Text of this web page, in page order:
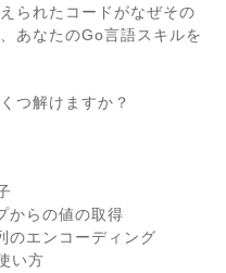
られたコードがなぜその
あなたのGo言語スキルを
つ解けますか？
からの値の取得
のエンコーディング
い方